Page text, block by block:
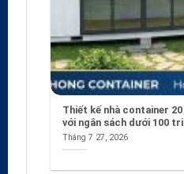
Thiết kế nhà container
với ngân sách dưới 100
Tháng 7 27, 2026